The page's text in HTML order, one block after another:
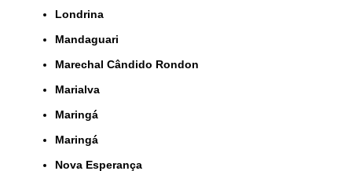
Londrina
Mandaguari
Marechal Cândido Rondon
Marialva
Maringá
Maringá
Nova Esperança